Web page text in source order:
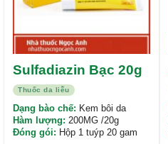
Thuốc da liễu
Sulfadiazin Bạc 20g
Dạng bào chế: Kem bôi da
Hàm lượng: 200MG /20g
Đóng gói: Hộp 1 tuýp 20 gam